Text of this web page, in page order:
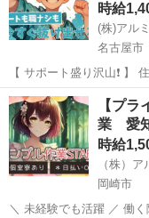
時給
(株)アル
名古屋市
【 サポート盛り沢山❗️ 】 住宅・仕事までサポートするので 遠方にお住
いの方でも 安心して新生活をスタート可能✊ さらに！支援金の支給
愛知 名古屋市 倉
【プ
業 愛
時給
（株）ア
岡崎市
＼ 未経験でも活躍 ／ 働く